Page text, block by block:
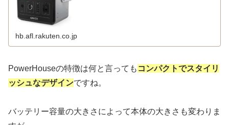
hb.afl.rakuten.co.jp
PowerHouseの特徴は何と言っても コンパクトでスタイリ
ッシュなデザインですね。
バッテリー容量の大きさによって本体の大きさも変わりま